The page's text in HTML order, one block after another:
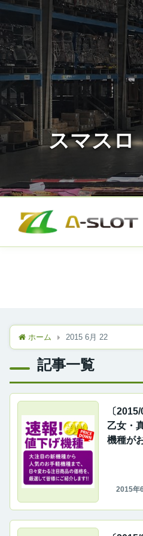
ホーム 2015 6月 22
記事一覧
〔
乙女・
機種が
2015年